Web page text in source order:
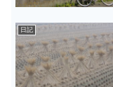
日記